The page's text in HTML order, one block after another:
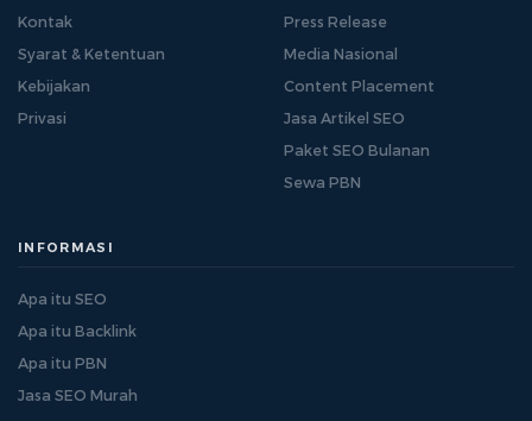
Kontak
Syarat & Ketentuan
Kebijakan
Privasi
Press Release
Media Nasional
Content Placement
Jasa Artikel SEO
Paket SEO Bulanan
Sewa PBN
INFORMASI
Apa itu SEO
Apa itu Backlink
Apa itu PBN
Jasa SEO Murah